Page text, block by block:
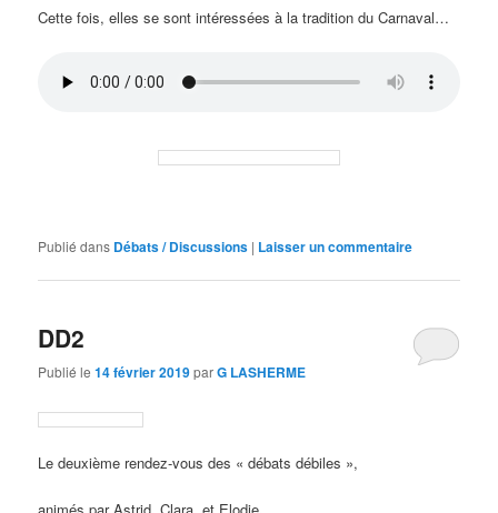
Cette fois, elles se sont intéressées à la tradition du Carnaval…
Publié dans Débats / Discussions | Laisser un commentaire
DD2
Publié le14 février 2019parG LASHERME
Le deuxième rendez-vous des « débats débiles »,